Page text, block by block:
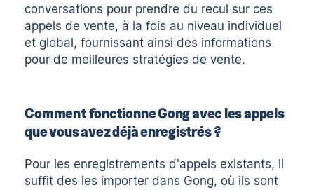
conversations pour prendre du recul sur ces
appels de vente, à la fois au niveau individuel
et global, fournissant ainsi des informations
pour de meilleures stratégies de vente.
Comment fonctionne Gong avec les appels
que vous avez déjà enregistrés ?
Pour les enregistrements d'appels existants, il
suffit des les importer dans Gong, où ils sont